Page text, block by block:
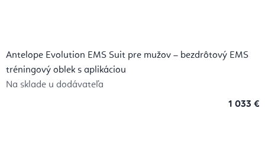
Antelope Evolution EMS Suit pre mužov – bezdrôtový EMS
tréningový oblek s aplikáciou
Na sklade u dodávateľa
1 033 €